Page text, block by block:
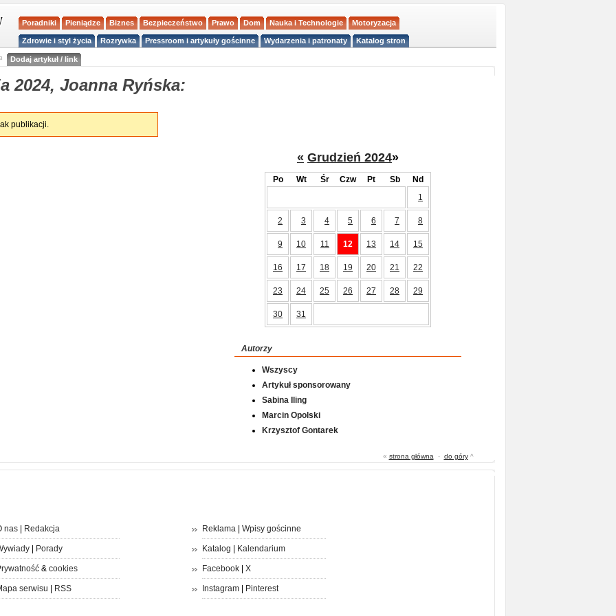
Poradniki Pieniądze Biznes Bezpieczeństwo Prawo Dom Nauka i Technologie Motoryzacja
Zdrowie i styl życia Rozrywka Pressroom i artykuły gościnne Wydarzenia i patronaty Katalog stron
Dodaj artykuł / link
2024, Joanna Ryńska:
publikacji.
« Grudzień 2024»
Po Wt Śr Czw Pt Sb
Nd
1
2 3 4 5 6 7 8
9 10 11 12 13 14 15
16 17 18 19 20 21 22
23 24 25 26 27 28 29
30 31
Autorzy
Wszyscy
Artykuł sponsorowany
Sabina Iling
Marcin Opolski
Krzysztof Gontarek
« strona główna - do góry^
nas| Redakcja
| Porady
& cookies
serwisu RSS
Reklama| Wpisy gościnne
Katalog Kalendarium
Facebook| X
Instagram| Pinterest